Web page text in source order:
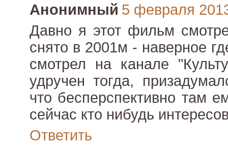
Анонимный 5 февраля
Давно я этот фильм
снято в 2001м - наверное
смотрел на канале
удручен тогда,
что бесперспективно там
сейчас кто нибудь
Ответить